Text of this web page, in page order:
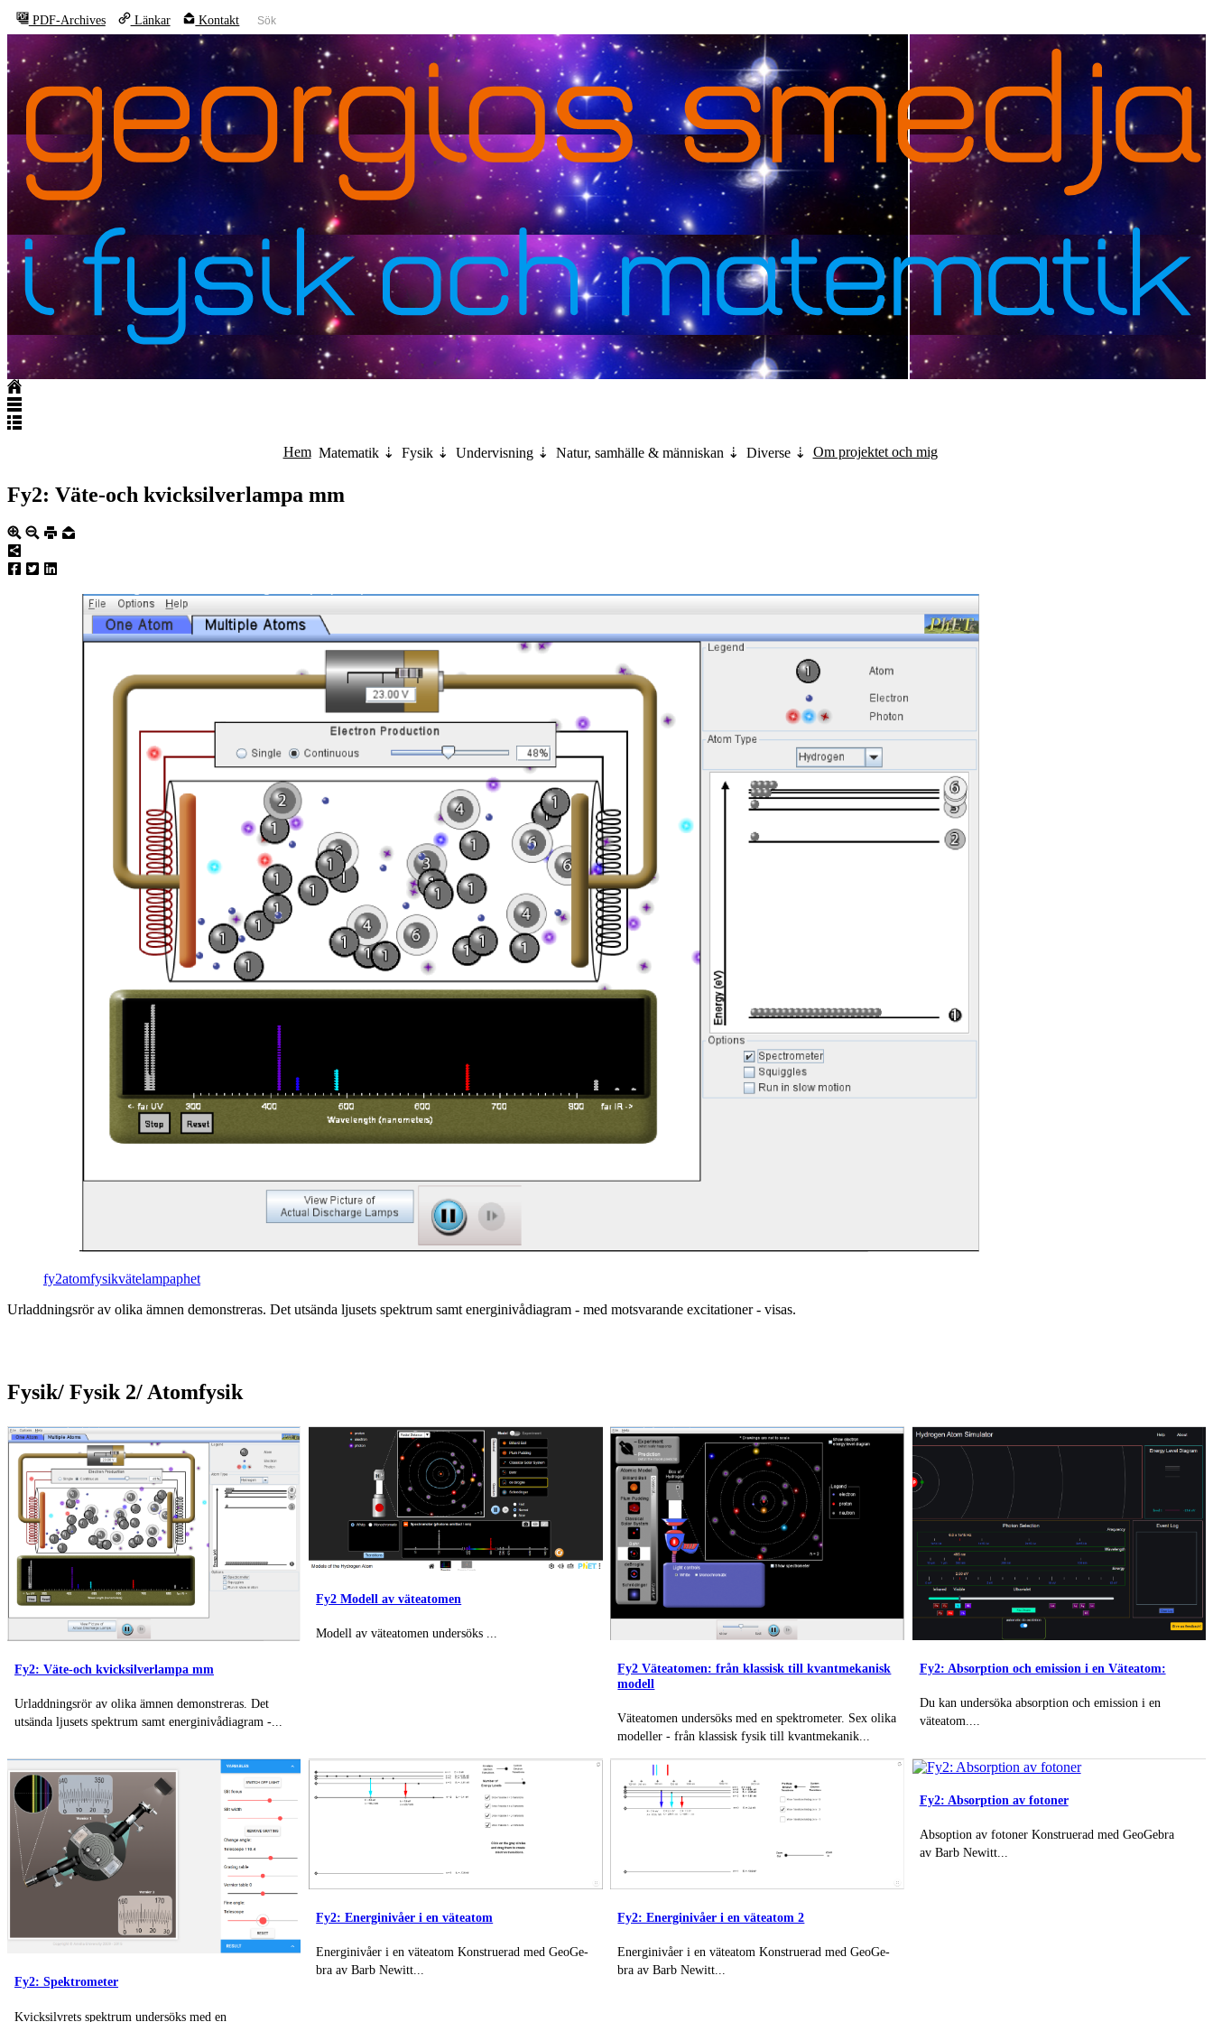
PDF-Archives Länkar Kontakt
Hem Matematik Fysik Undervisning Natur, samhälle & människan Diverse Om projektet och mig
Fy2: Väte-och kvicksilverlampa mm
fy2atomfysikvätelampaphet
Ur­ladd­nings­rör av oli­ka äm­nen de­mon­stre­ras. Det ut­sän­da lju­sets spekt­rum samt ener­gi­ni­vå­di­a­gram - med mot­sva­ran­de ex­ci­ta­tio­ner - vi­sas.
Fysik/ Fysik 2/ Atomfysik
Fy2: Väte-och kvicksilverlampa mm
Urladdningsrör av olika ämnen demonstreras. Det
utsända ljusets spektrum samt energinivådiagram -...
Fy2 Modell av väteatomen
Modell av väteatomen undersöks ...
Fy2 Väteatomen: från klassisk till kvantmekanisk
modell
Väteatomen undersöks med en spektrometer. Sex olika
modeller - från klassisk fysik till kvantmekanik...
Fy2: Absorption och emission i en Väteatom:
Du kan undersöka absorption och emission i en
väteatom....
Fy2: Spektrometer
Kvicksilvrets spektrum undersöks med en
Fy2: Energinivåer i en väteatom
Energinivåer i en väteatom Kon­stru­e­rad med Geo­Ge­
bra av Barb Newitt...
Fy2: Energinivåer i en väteatom 2
Energinivåer i en väteatom Kon­stru­e­rad med Geo­Ge­
bra av Barb Newitt...
Fy2: Absorption av fotoner
Absoption av fotoner Kon­stru­e­rad med Geo­Ge­bra
av Barb Newitt...